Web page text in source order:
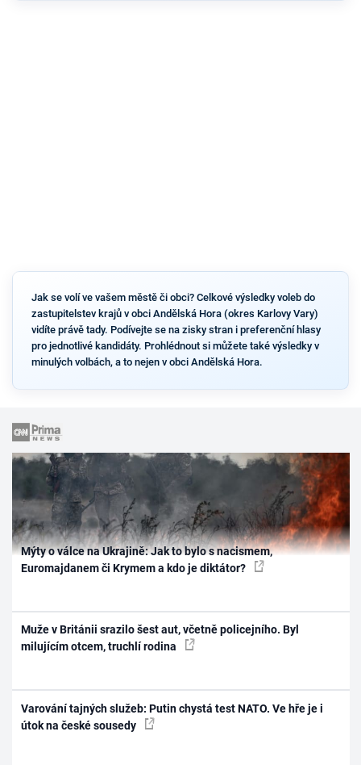
Jak se volí ve vašem městě či obci? Celkové výsledky voleb do
zastupitelstev krajů v obci Andělská Hora (okres Karlovy Vary)
vidíte právě tady. Podívejte se na zisky stran i preferenční hlasy
pro jednotlivé kandidáty. Prohlédnout si můžete také výsledky v
minulých volbách, a to nejen v obci Andělská Hora.
Mýty o válce na Ukrajině: Jak to bylo s nacismem,
Euromajdanem či Krymem a kdo je diktátor?
Muže v Británii srazilo šest aut, včetně policejního. Byl
milujícím otcem, truchlí rodina
Varování tajných služeb: Putin chystá test NATO. Ve hře je i
útok na české sousedy